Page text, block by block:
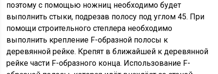
поэтому с помощью ножниц необходимо будет
выполнить стыки, подрезав полосу под углом 45. При
помощи строительного степлера необходимо
выполнить крепление F-образной полосы к
деревянной рейке. Крепят в ближайшей к деревянной
рейке части F-образного конца. Использование F-